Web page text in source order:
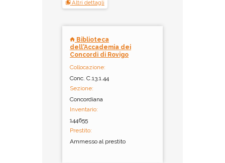
Altri dettagli
Biblioteca
dell'Accademia dei
Concordi di Rovigo
Collocazione:
Conc. C.13.1.44
Sezione:
Concordiana
Inventario:
144655
Prestito:
Ammesso al prestito